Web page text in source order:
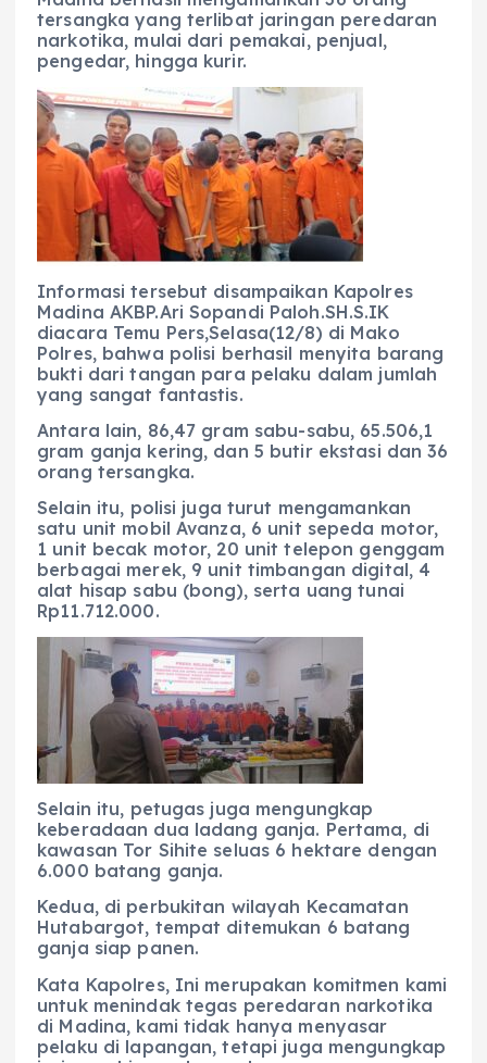
tersangka yang terlibat jaringan peredaran
narkotika, mulai dari pemakai, penjual,
pengedar, hingga kurir.
Informasi tersebut disampaikan Kapolres
Madina AKBP.Ari Sopandi Paloh.SH.S.IK
diacara Temu Pers,Selasa(12/8) di Mako
Polres, bahwa polisi berhasil menyita barang
bukti dari tangan para pelaku dalam jumlah
yang sangat fantastis.
Antara lain, 86,47 gram sabu-sabu, 65.506,1
gram ganja kering, dan 5 butir ekstasi dan 36
orang tersangka.
Selain itu, polisi juga turut mengamankan
satu unit mobil Avanza, 6 unit sepeda motor,
1 unit becak motor, 20 unit telepon genggam
berbagai merek, 9 unit timbangan digital, 4
alat hisap sabu (bong), serta uang tunai
Rp11.712.000.
Selain itu, petugas juga mengungkap
keberadaan dua ladang ganja. Pertama, di
kawasan Tor Sihite seluas 6 hektare dengan
6.000 batang ganja.
Kedua, di perbukitan wilayah Kecamatan
Hutabargot, tempat ditemukan 6 batang
ganja siap panen.
Kata Kapolres, Ini merupakan komitmen kami
untuk menindak tegas peredaran narkotika
di Madina, kami tidak hanya menyasar
pelaku di lapangan, tetapi juga mengungkap